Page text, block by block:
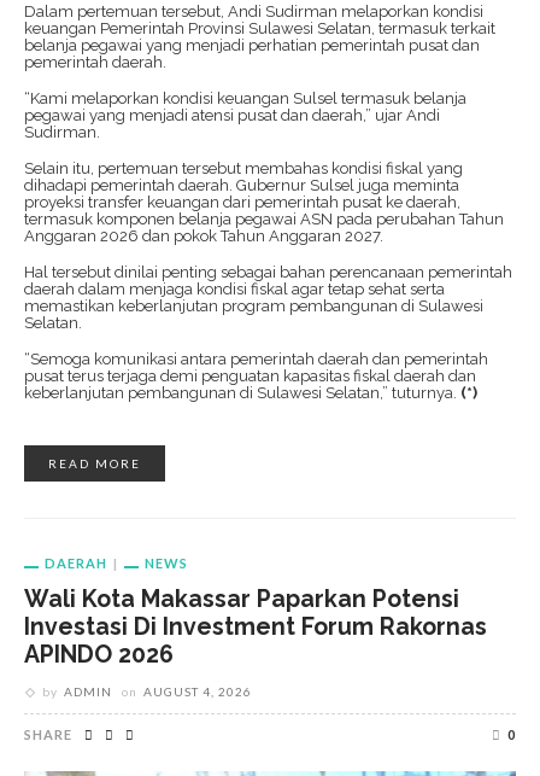
Dalam pertemuan tersebut, Andi Sudirman melaporkan kondisi
keuangan Pemerintah Provinsi Sulawesi Selatan, termasuk terkait
belanja pegawai yang menjadi perhatian pemerintah pusat dan
pemerintah daerah.
“Kami melaporkan kondisi keuangan Sulsel termasuk belanja
pegawai yang menjadi atensi pusat dan daerah,” ujar Andi
Sudirman.
Selain itu, pertemuan tersebut membahas kondisi fiskal yang
dihadapi pemerintah daerah. Gubernur Sulsel juga meminta
proyeksi transfer keuangan dari pemerintah pusat ke daerah,
termasuk komponen belanja pegawai ASN pada perubahan Tahun
Anggaran 2026 dan pokok Tahun Anggaran 2027.
Hal tersebut dinilai penting sebagai bahan perencanaan pemerintah
daerah dalam menjaga kondisi fiskal agar tetap sehat serta
memastikan keberlanjutan program pembangunan di Sulawesi
Selatan.
“Semoga komunikasi antara pemerintah daerah dan pemerintah
pusat terus terjaga demi penguatan kapasitas fiskal daerah dan
keberlanjutan pembangunan di Sulawesi Selatan,” tuturnya. (*)
READ MORE
DAERAH NEWS
Wali Kota Makassar Paparkan Potensi
Investasi Di Investment Forum Rakornas
APINDO 2026
by ADMIN on AUGUST 4, 2026
SHARE 0